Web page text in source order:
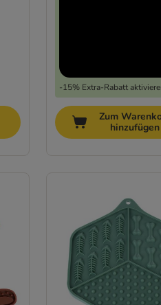
-15% Extra-Rabatt
Zum
hinzufügen